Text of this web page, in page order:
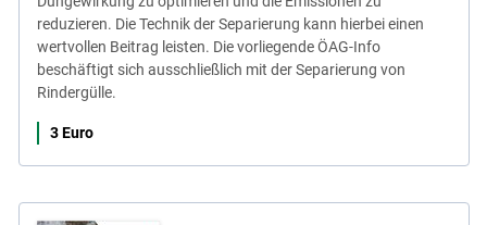
reduzieren. Die Technik der Separierung kann hierbei einen
wertvollen Beitrag leisten. Die vorliegende ÖAG-Info
beschäftigt sich ausschließlich mit der Separierung von
Rindergülle.
3 Euro